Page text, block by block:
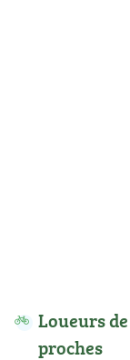
Loueurs
proches